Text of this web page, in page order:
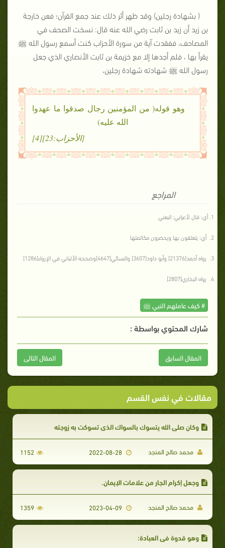
( بشهادة رجلين) وقد ظهر أثر ذلك عند جمع القرآن؛ فعن خارجة
بن زيد أن زيد بن ثابت رضي الله عنه قال: نسخت الصحف في
المصاحف، ففقدت آية من سورة الأحزاب كنت أسمع رسول الله ﷺ
يقرأ بها ، فلم أجدها إلا مع خزيمة بن ثابت الأنصاري الذي جعل
رسول الله ﷺ شهادته شهادة رجلين،
وهو قوله( من المؤمنين رجال صدقوا ما عهدوا
الله عليه)
[الأحزاب:23][4]
المراجع
أي: قال لأعرابي: اتبعني
أي: يتعلقون بها ويحضرون مكالمتها
رواه أحمد[21376] وأبو داود[3607] والنسائي[4647]وصححه الألباني في الإرواء[1286]
رواه البخاري[2807]
# كيف عاملهم النبي ﷺ
شارك المحتوي بواسطة :
المقال السابق المقال التالى
مقالات في نفس القسم
وكان صلى الله يتسوك بالسواك الذي تسوكت به زوجته
محمد صالح المنجد 2022-08-28
1152
وجعل إكرام الجار من علامات الإيمان.
محمد صالح المنجد 2023-04-09
1359
وهو قدوة في العبادة: